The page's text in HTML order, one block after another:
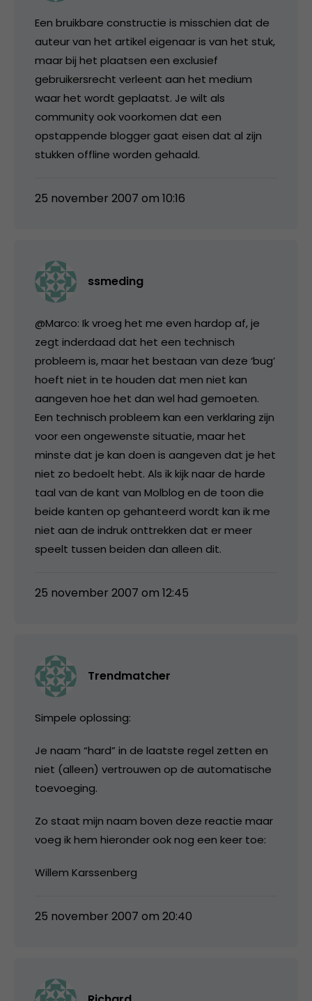
Een bruikbare constructie is misschien dat de
auteur van het artikel eigenaar is van het stuk,
maar bij het plaatsen een exclusief
gebruikersrecht verleent aan het medium
waar het wordt geplaatst. Je wilt als
community ook voorkomen dat een
opstappende blogger gaat eisen dat al zijn
stukken offline worden gehaald.
25 november 2007 om 10:16
ssmeding
@Marco: Ik vroeg het me even hardop af, je
zegt inderdaad dat het een technisch
probleem is, maar het bestaan van deze ‘bug’
hoeft niet in te houden dat men niet kan
aangeven hoe het dan wel had gemoeten.
Een technisch probleem kan een verklaring zijn
voor een ongewenste situatie, maar het
minste dat je kan doen is aangeven dat je het
niet zo bedoelt hebt. Als ik kijk naar de harde
taal van de kant van Molblog en de toon die
beide kanten op gehanteerd wordt kan ik me
niet aan de indruk onttrekken dat er meer
speelt tussen beiden dan alleen dit.
25 november 2007 om 12:45
Trendmatcher
Simpele oplossing:
Je naam “hard” in de laatste regel zetten en
niet (alleen) vertrouwen op de automatische
toevoeging.
Zo staat mijn naam boven deze reactie maar
voeg ik hem hieronder ook nog een keer toe:
Willem Karssenberg
25 november 2007 om 20:40